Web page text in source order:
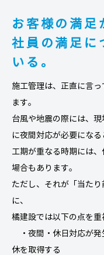
お客様の満足
社員の満足に
いる。
施工管理は、正直に言っ
ます。
台風や地震の際には、
に夜間対応が必要になる
工期が重なる時期には
場合もあります。
ただし、それが「当た
に、
橘建設では以下の点を重
・夜間・休日対応が発
休を取得する